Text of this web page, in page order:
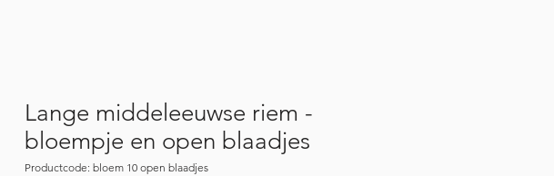
Lange middeleeuwse riem -
bloempje en open blaadjes
Productcode: bloem 10 open blaadjes